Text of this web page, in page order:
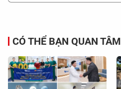
CÓ THỂ BẠN QUAN TÂM